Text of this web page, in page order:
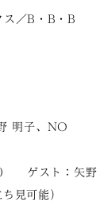
ス／B・B・B
明子、NO
ゲスト：矢野
見可能）